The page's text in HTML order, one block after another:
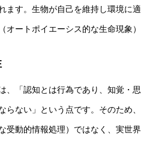
ます。生物が自己を維持し環境に
オートポイエーシス的な生命現象
、「認知とは行為であり、知覚・
らない」という点です。そのため
受動的情報処理）ではなく、実